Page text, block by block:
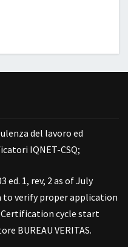
del lavoro ed
IQNET-CSQ;
ed. 1, rev, 2 as of July
to verify proper application
Certification cycle start
BUREAU VERITAS.